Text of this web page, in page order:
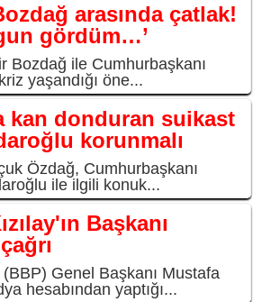
arasında çatlak!
gördüm…’
Bozdağ ile Cumhurbaşkanı
yaşandığı öne...
kan donduran suikast
korunmalı
Özdağ, Cumhurbaşkanı
ile ilgili konuk...
Başkanı
Genel Başkanı Mustafa
hesabından yaptığı...